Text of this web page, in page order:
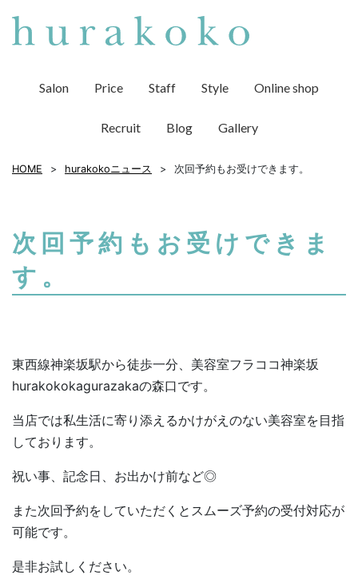
Salon Price Staff Style Online shop
Recruit Blog Gallery
HOME hurakokoニュース 次回予約もお受けできます。
次回予約もお受けできま
す。
東西線神楽坂駅から徒歩一分、美容室フラココ神楽坂
hurakokokagurazakaの森口です。
当店では私生活に寄り添えるかけがえのない美容室を目指
しております。
祝い事、記念日、お出かけ前など◎
また次回予約をしていただくとスムーズ予約の受付対応が
可能です。
是非お試しください。